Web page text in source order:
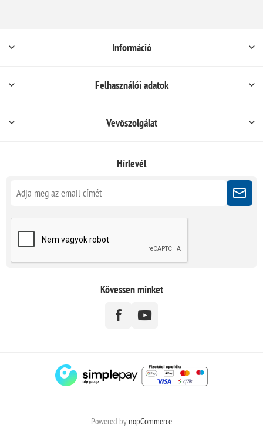
Információ
Felhasználói adatok
Vevőszolgálat
Hírlevél
Kövessen minket
Powered by nopCommerce